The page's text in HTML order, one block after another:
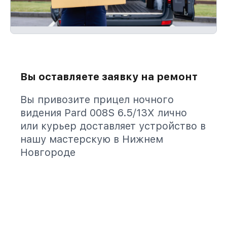
Вы оставляете заявку на ремонт
Вы привозите прицел ночного
видения Pard 008S 6.5/13X лично
или курьер доставляет устройство в
нашу мастерскую в Нижнем
Новгороде